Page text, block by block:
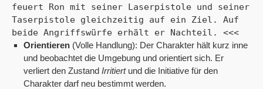
feuert Ron mit seiner Laserpistole und seiner
Taserpistole gleichzeitig auf ein Ziel. Auf
beide Angriffswürfe erhält er Nachteil. <<<
Orientieren (Volle Handlung): Der Charakter hält kurz inne
und beobachtet die Umgebung und orientiert sich. Er
verliert den Zustand Irritiertund die Initiative für den
Charakter darf neu bestimmt werden.